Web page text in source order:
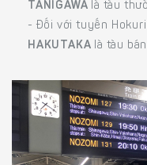
TANIGAWA là tàu
- Đối với tuyến
HAKUTAKA là tàu